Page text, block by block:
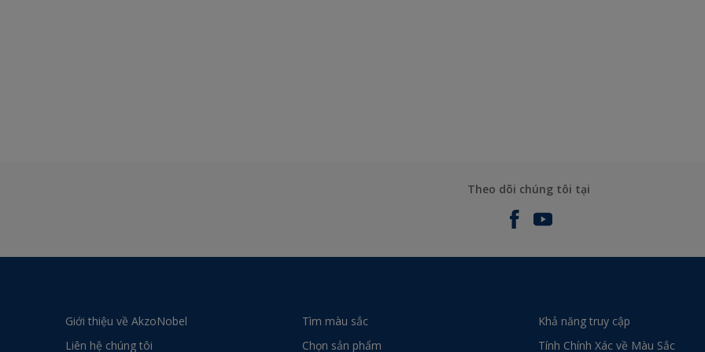
Theo dõi chúng tôi tại
Giới thiệu về AkzoNobel
Liên hệ chúng tôi
Tìm màu sắc
Chọn sản phẩm
Khả năng truy cập
Tính Chính Xác về Màu Sắc